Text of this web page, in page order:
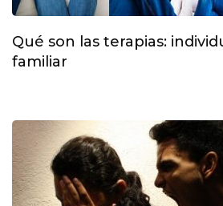
Qué son las terapias:
familiar